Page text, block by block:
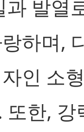
과 발열
하며,
인 소
또한, 강